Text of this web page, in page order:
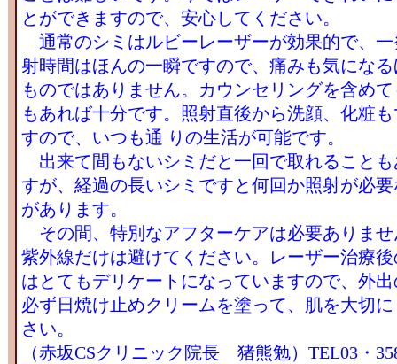
とができますので、安心してください。
通常のシミはルビーレーザーが効果的で、一
射時間はほんの一瞬ですので、痛みも気にな
ものではありません。カウンセリングを含めて
もあれば十分です。照射直後から洗顔、化粧
すので、いつも通 りの生活が可能です。
出来て間もないシミだと一回で取れることも
すが、経過の長いシミですと何回か照射が必
があります。
その間、特別なアフターケアは必要ありませ
紫外線だけは避けてください。レーザー治療
はとてもデリケートになっていますので、外
必ず日焼け止めクリームを塗って、肌を大切
さい。
（赤坂CSクリニック院長 猪熊勉）TEL03・